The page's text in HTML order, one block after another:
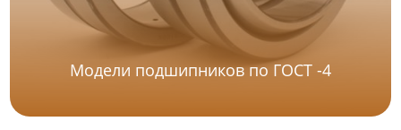
Модели подшипников по ГОСТ -4